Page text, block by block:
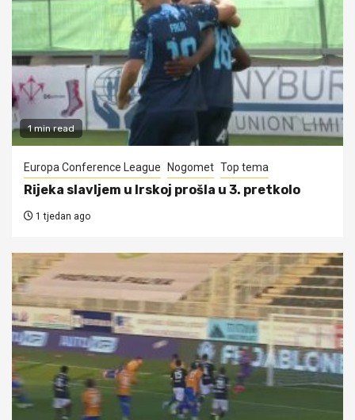
1 min read
Europa Conference League Nogomet Top tema
Rijeka slavljem u Irskoj prošla u 3. pretkolo
1 tjedan ago